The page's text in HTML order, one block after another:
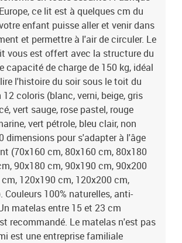
des chambres d'enfant. Cette entreprise
et fabrique dans sa propre usine de
proposés. Le design des lits et accessoires
philosophie Montessori. Le vernissage est fait
100% naturelles et anti-allergiques.
et rigoureusement sélectionné et la chaîne
PEFC. Produit à monter soi-même. Un
est disponible. Possibilité d'ajouter des pieds
un tiroir BUDDY, ou une barrière de
5 ans. Dimensions totales du lit : 186 x
x largeur x longueur). Des délais de
peuvent intervenir. Couleur : BEIGE.
ce lit est à quelques cm du
enfant puisse aller et venir dans
et permettre à l'air de circuler. Le
vous est offert avec la structure du
capacité de charge de 150 kg, idéal
l'histoire du soir sous le toit du
coloris (blanc, verni, beige, gris
vert sauge, rose pastel, rouge
vert pétrole, bleu clair, non
dimensions pour s'adapter à l'âge
(70x160 cm, 80x160 cm, 80x180
90x180 cm, 90x190 cm, 90x200
120x190 cm, 120x200 cm,
Couleurs 100% naturelles, anti-
matelas entre 15 et 23 cm
recommandé. Le matelas n'est pas
est une entreprise familiale